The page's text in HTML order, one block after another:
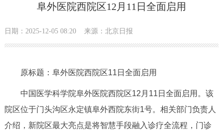
政务公开
市领导 机构职能 政策服务
阜外医院西院区12月11日全面启用
日期：2025-12-05 08:20 来源：北京日报
原标题：阜外医院西院区11日全面启用
中国医学科学院阜外医院西院区12月11日全面启用。该
院区位于门头沟区永定镇阜外西院东街1号。相关部门负责人
介绍，新院区最大亮点是将智慧手段融入诊疗全流程，门诊